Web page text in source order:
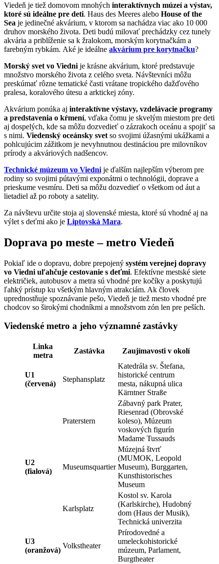
Viedeň je tiež domovom mnohých interaktívnych múzeí a výstav,
ktoré sú ideálne pre deti. Haus des Meeres alebo House of the
Sea je jedinečné akvárium, v ktorom sa nachádza viac ako 10 000
druhov morského života. Deti budú milovať prechádzky cez tunely
akvária a priblíženie sa k žralokom, morským korytnačkám a
farebným rybkám. Aké je ideálne akvárium pre korytnačku?
Morský svet vo Viedni je krásne akvárium, ktoré predstavuje
množstvo morského života z celého sveta. Návštevníci môžu
preskúmať rôzne tematické časti vrátane tropického dažďového
pralesa, koralového útesu a arktickej zóny.
Akvárium ponúka aj interaktívne výstavy, vzdelávacie programy
a predstavenia o kŕmení, vďaka čomu je skvelým miestom pre deti
aj dospelých, kde sa môžu dozvedieť o zázrakoch oceánu a spojiť sa
s nimi. Viedenský oceánsky svet so svojimi úžasnými ukážkami a
pohlcujúcim zážitkom je nevyhnutnou destináciou pre milovníkov
prírody a akváriových nadšencov.
Technické múzeum vo Viedni je ďalším najlepším výberom pre
rodiny so svojimi pútavými exponátmi o technológii, doprave a
prieskume vesmíru. Deti sa môžu dozvedieť o všetkom od áut a
lietadiel až po roboty a satelity.
Za návštevu určite stoja aj slovenské miesta, ktoré sú vhodné aj na
výlet s deťmi ako je Liptovská Mara.
Doprava po meste – metro Viedeň
Pokiaľ ide o dopravu, dobre prepojený systém verejnej dopravy
vo Viedni uľahčuje cestovanie s deťmi. Efektívne mestské siete
električiek, autobusov a metra sú vhodné pre kočíky a poskytujú
ľahký prístup ku všetkým hlavným atrakciám. Ak človek
uprednostňuje spoznávanie pešo, Viedeň je tiež mesto vhodné pre
chodcov so širokými chodníkmi a množstvom zón len pre peších.
Viedenské metro a jeho významné zastávky
Linka
metra
Zastávka Zaujímavosti v okolí
U1
(červená)
Stephansplatz
Katedrála sv. Štefana,
historické centrum
mesta, nákupná ulica
Kärntner Straße
Praterstern
Zábavný park Prater,
Riesenrad (Obrovské
koleso), Múzeum
voskových figurín
Madame Tussauds
U2
(fialová)
Museumsquartier
Múzejná štvrť
(MUMOK, Leopold
Museum), Burggarten,
Kunsthistorisches
Museum
Karlsplatz
Kostol sv. Karola
(Karlskirche), Hudobný
dom (Haus der Musik),
Technická univerzita
U3
(oranžová)
Volkstheater
Prírodovedné a
umeleckohistorické
múzeum, Parlament,
Burgtheater